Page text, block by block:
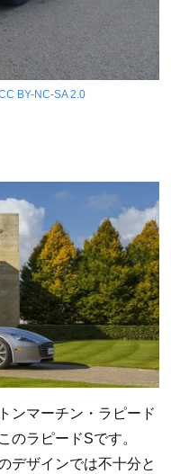
BY-NC-SA 2.0
ンマーチン・ラピード
のラピードSです。
デザインでは不十分と